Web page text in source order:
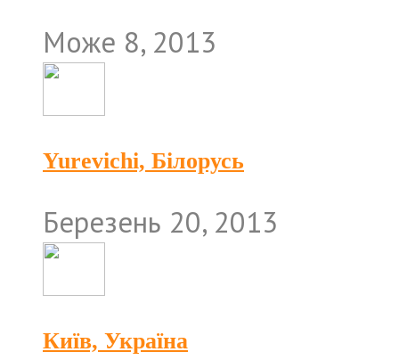
Може 8, 2013
Yurevichi, Білорусь
Березень 20, 2013
Київ, Україна